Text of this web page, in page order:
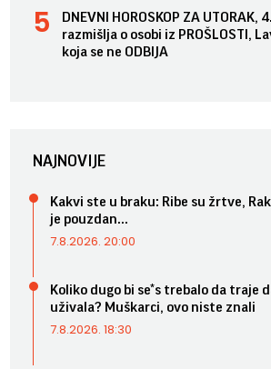
DNEVNI HOROSKOP ZA UTORAK,
razmišlja o osobi iz PROŠLOSTI,
koja se ne ODBIJA
NAJNOVIJE
Kakvi ste u braku: Ribe su žrtve,
je pouzdan...
7.8.2026. 20:00
Koliko dugo bi se*s trebalo da traje
uživala? Muškarci, ovo niste znali
7.8.2026. 18:30